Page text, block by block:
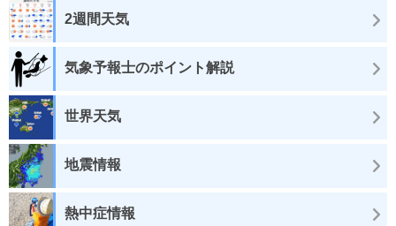
2週間天気
気象予報士のポイント解説
世界天気
地震情報
熱中症情報